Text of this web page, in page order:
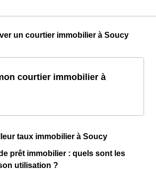
un courtier immobilier à Soucy
courtier immobilier à
taux immobilier à Soucy
prêt immobilier : quels sont les
utilisation ?